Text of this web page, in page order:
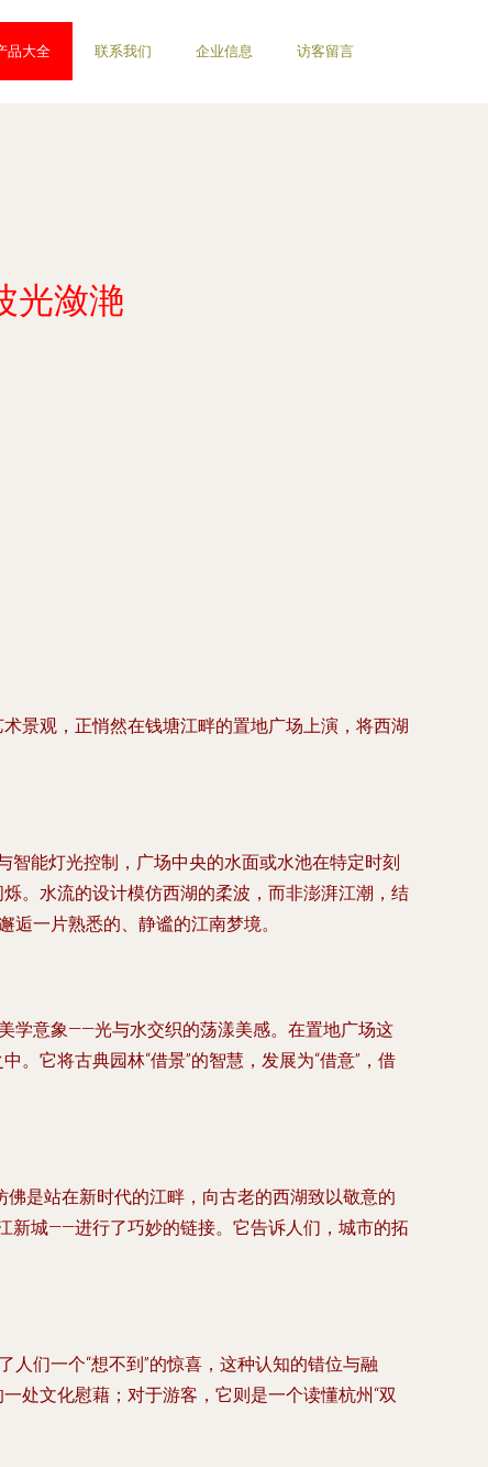
品大全 联系我们 企业信息 访客留言
光潋滟
景观，正悄然在钱塘江畔的置地广场上演，将西湖
能灯光控制，广场中央的水面或水池在特定时刻
。水流的设计模仿西湖的柔波，而非澎湃江潮，结
一片熟悉的、静谧的江南梦境。
学意象——光与水交织的荡漾美感。在置地广场这
它将古典园林“借景”的智慧，发展为“借意”，借
佛是站在新时代的江畔，向古老的西湖致以敬意的
新城——进行了巧妙的链接。它告诉人们，城市的拓
们一个“想不到”的惊喜，这种认知的错位与融
处文化慰藉；对于游客，它则是一个读懂杭州“双